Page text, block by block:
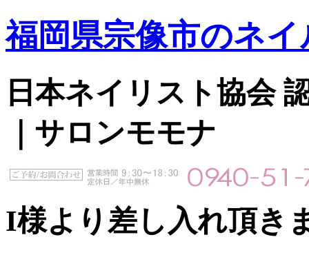
福岡県宗像市のネ
日本ネイリスト協会
｜サロンモモナ
I様より差し入れ頂き